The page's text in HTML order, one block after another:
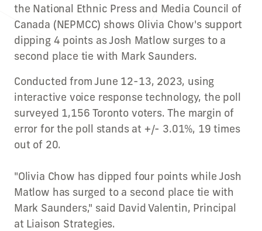
the National Ethnic Press and Media Council of
Canada (NEPMCC) shows Olivia Chow's support
dipping 4 points as Josh Matlow surges to a
second place tie with Mark Saunders.
Conducted from June 12-13, 2023, using
interactive voice response technology, the poll
surveyed 1,156 Toronto voters. The margin of
error for the poll stands at +/- 3.01%, 19 times
out of 20.
"Olivia Chow has dipped four points while Josh
Matlow has surged to a second place tie with
Mark Saunders," said David Valentin, Principal
at Liaison Strategies.